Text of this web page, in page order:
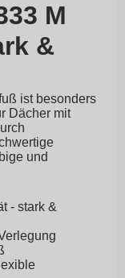
M
&
ist besonders
Dächer mit
und
- stark &